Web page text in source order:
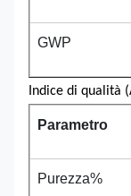
GWP
Indice di qualità
Parametro
Purezza%